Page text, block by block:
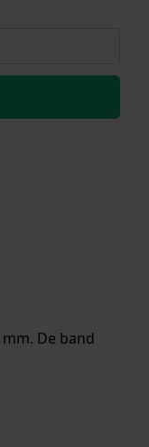
De band